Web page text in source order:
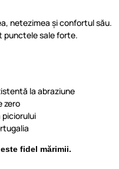
netezimea și confortul său.
punctele sale forte.
la abraziune
zero
piciorului
fidel mărimii.